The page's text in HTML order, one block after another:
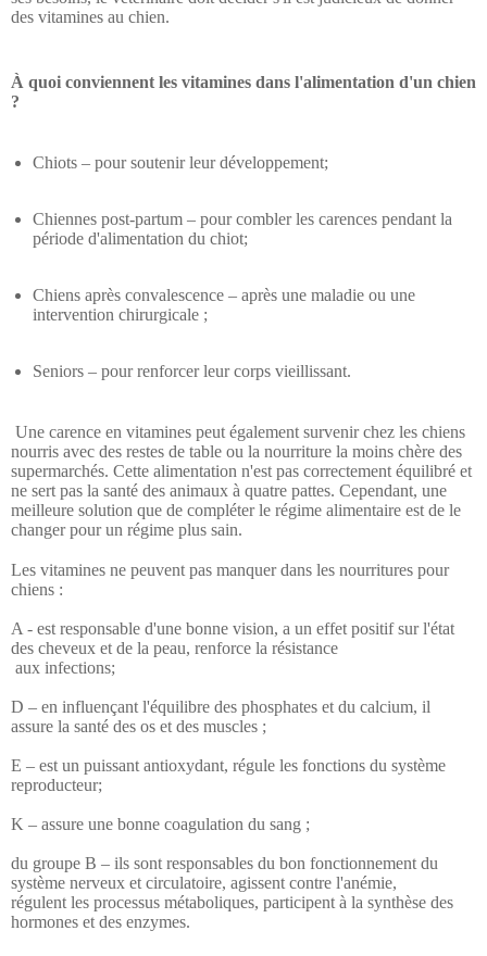
des vitamines au chien.
À quoi conviennent les vitamines dans l'alimentation d'un chien
?
Chiots – pour soutenir leur développement;
Chiennes post-partum – pour combler les carences pendant la
période d'alimentation du chiot;
Chiens après convalescence – après une maladie ou une
intervention chirurgicale ;
Seniors – pour renforcer leur corps vieillissant.
Une carence en vitamines peut également survenir chez les chiens
nourris avec des restes de table ou la nourriture la moins chère des
supermarchés. Cette alimentation n'est pas correctement équilibré et
ne sert pas la santé des animaux à quatre pattes. Cependant, une
meilleure solution que de compléter le régime alimentaire est de le
changer pour un régime plus sain.
Les vitamines ne peuvent pas manquer dans les nourritures pour
chiens :
A - est responsable d'une bonne vision, a un effet positif sur l'état
des cheveux et de la peau, renforce la résistance
D – en influençant l'équilibre des phosphates et du calcium, il
assure la santé des os et des muscles ;
E – est un puissant antioxydant, régule les fonctions du système
reproducteur;
K – assure une bonne coagulation du sang ;
du groupe B – ils sont responsables du bon fonctionnement du
système nerveux et circulatoire, agissent contre l'anémie,
régulent les processus métaboliques, participent à la synthèse des
hormones et des enzymes.